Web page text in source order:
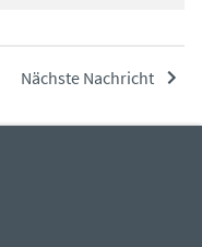
Nächste Nachricht